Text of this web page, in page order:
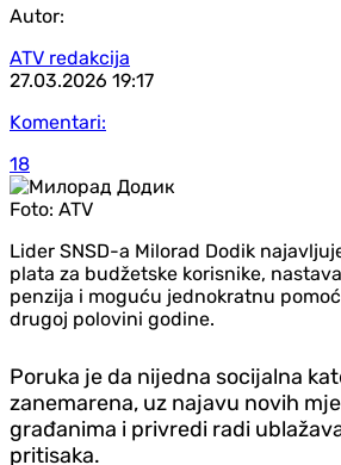
Autor:
ATV redakcija
27.03.2026 19:17
Komentari:
18
Foto: ATV
Lider SNSD-a Milorad Dodik
plata za budžetske korisnike,
penzija i moguću jednokratnu
drugoj polovini godine.
Poruka je da nijedna socijalna
zanemarena, uz najavu novih
građanima i privredi radi
pritisaka.